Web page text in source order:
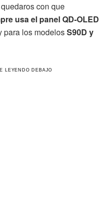
con que
usa el panel QD-OLED
para los modelosS90D y